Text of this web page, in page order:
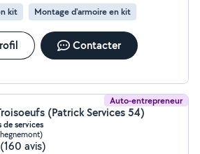
kit Montage d'armoire en kit
Contacter
Auto-entrepreneur
(Patrick Services 54)
de services
(160 avis)